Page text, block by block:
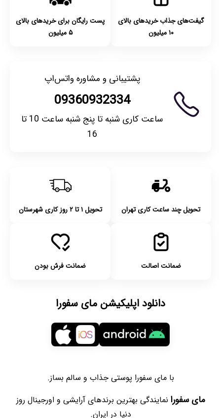
گیفت‌های جذاب خریدهای بالای
۱۰ میلیون
پست رایگان برای خریدهای بالای
۵ میلیون
پشتیبانی و مشاوره واتس‌اپ
09360932334
ساعت کاری شنبه تا پنج شنبه ساعت 10 تا
16
تحویل چند ساعت کاری تهران تحویل ۱ تا ۲ روز کاری شهرستان
ضمانت اصالت ضمانت فرش بودن
دانلود اپلیکیشن مای سفورا
با مای سفورا پوستی جذاب و سالم بساز.
مای سفورا نمایندگی بهترین برندهای آرایشی و اورجینال روز
دنیا در ایران.